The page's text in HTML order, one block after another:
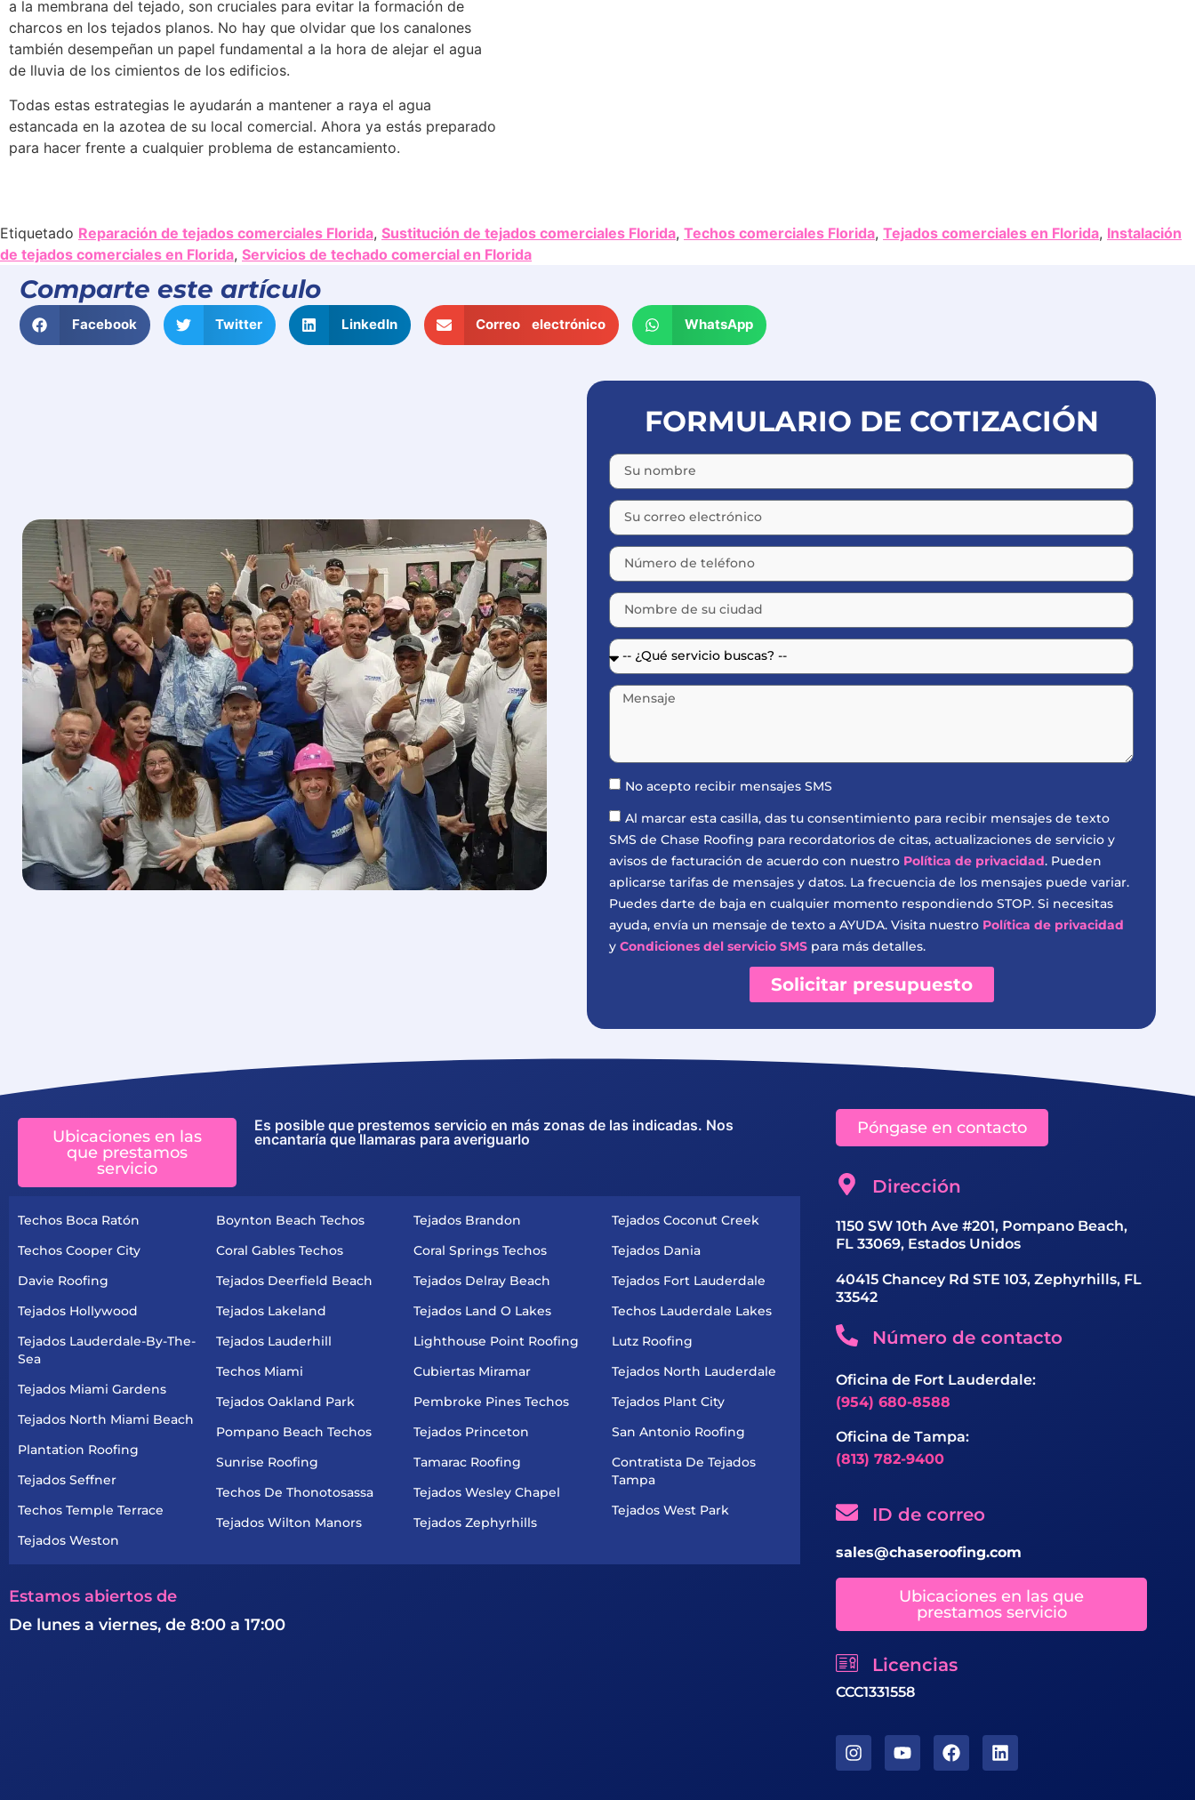
a la membrana del tejado, son cruciales para evitar la formación de
charcos en los tejados planos. No hay que olvidar que los canalones
también desempeñan un papel fundamental a la hora de alejar el agua
de lluvia de los cimientos de los edificios.
Todas estas estrategias le ayudarán a mantener a raya el agua
estancada en la azotea de su local comercial. Ahora ya estás preparado
para hacer frente a cualquier problema de estancamiento.
Etiquetado Reparación de tejados comerciales Florida, Sustitución de tejados comerciales Florida, Techos comerciales Florida, Tejados comerciales en Florida, Instalación
de tejados comerciales en Florida, Servicios de techado comercial en Florida
Comparte este artículo
Facebook Twitter LinkedIn Correo electrónico WhatsApp
FORMULARIO DE COTIZACIÓN
No acepto recibir mensajes SMS
Al marcar esta casilla, das tu consentimiento para recibir mensajes de texto
SMS de Chase Roofing para recordatorios de citas, actualizaciones de servicio y
avisos de facturación de acuerdo con nuestro Política de privacidad. Pueden
aplicarse tarifas de mensajes y datos. La frecuencia de los mensajes puede variar.
Puedes darte de baja en cualquier momento respondiendo STOP. Si necesitas
ayuda, envía un mensaje de texto a AYUDA. Visita nuestro Política de privacidad
y Condiciones del servicio SMS para más detalles.
Solicitar presupuesto
Ubicaciones en las
que prestamos
servicio
Es posible que prestemos servicio en más zonas de las indicadas. Nos
encantaría que llamaras para averiguarlo
Techos Boca Ratón
Techos Cooper City
Davie Roofing
Tejados Hollywood
Tejados Lauderdale-By-The-
Sea
Tejados Miami Gardens
Tejados North Miami Beach
Plantation Roofing
Tejados Seffner
Techos Temple Terrace
Tejados Weston
Boynton Beach Techos
Coral Gables Techos
Tejados Deerfield Beach
Tejados Lakeland
Tejados Lauderhill
Techos Miami
Tejados Oakland Park
Pompano Beach Techos
Sunrise Roofing
Techos De Thonotosassa
Tejados Wilton Manors
Tejados Brandon
Coral Springs Techos
Tejados Delray Beach
Tejados Land O Lakes
Lighthouse Point Roofing
Cubiertas Miramar
Pembroke Pines Techos
Tejados Princeton
Tamarac Roofing
Tejados Wesley Chapel
Tejados Zephyrhills
Tejados Coconut Creek
Tejados Dania
Tejados Fort Lauderdale
Techos Lauderdale Lakes
Lutz Roofing
Tejados North Lauderdale
Tejados Plant City
San Antonio Roofing
Contratista De Tejados
Tampa
Tejados West Park
Estamos abiertos de
De lunes a viernes, de 8:00 a 17:00
Póngase en contacto
Dirección
1150 SW 10th Ave #201, Pompano Beach,
FL 33069, Estados Unidos
40415 Chancey Rd STE 103, Zephyrhills, FL
33542
Número de contacto
Oficina de Fort Lauderdale:
(954) 680-8588
Oficina de Tampa:
(813) 782-9400
ID de correo
sales@chaseroofing.com
Ubicaciones en las que
prestamos servicio
Licencias
CCC1331558